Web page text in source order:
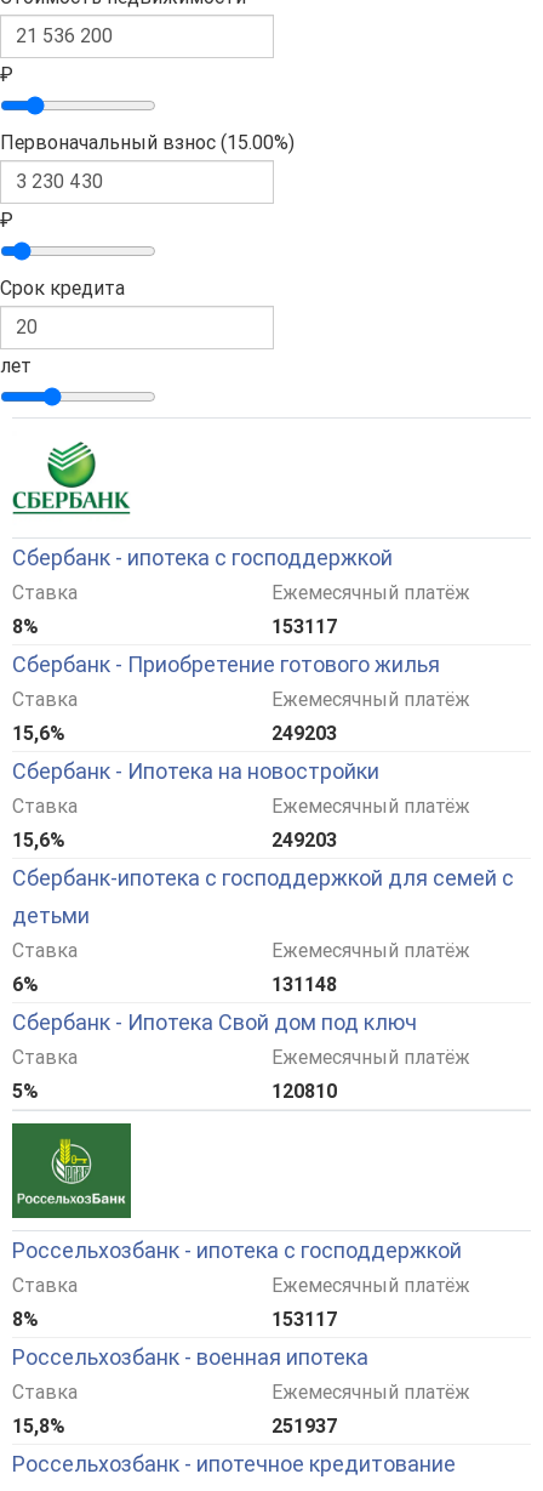
₽
Первоначальный взнос (15.00%)
₽
Срок кредита
лет
Сбербанк - ипотека с господдержкой
Ставка
8%
Ежемесячный платёж
153117
Сбербанк - Приобретение готового жилья
Ставка
15,6%
Ежемесячный платёж
249203
Сбербанк - Ипотека на новостройки
Ставка
15,6%
Ежемесячный платёж
249203
Сбербанк-ипотека с господдержкой для семей с
детьми
Ставка
6%
Ежемесячный платёж
131148
Сбербанк - Ипотека Свой дом под ключ
Ставка
5%
Ежемесячный платёж
120810
Россельхозбанк - ипотека с господдержкой
Ставка
8%
Ежемесячный платёж
153117
Россельхозбанк - военная ипотека
Ставка
15,8%
Ежемесячный платёж
251937
Россельхозбанк - ипотечное кредитование